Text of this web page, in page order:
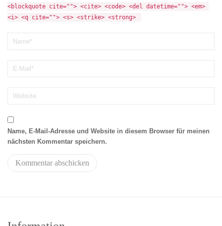
<blockquote cite=""> <cite> <code> <del datetime=""> <em>
<i> <q cite=""> <s> <strike> <strong>
Name, E-Mail-Adresse und Website in diesem Browser für meinen
nächsten Kommentar speichern.